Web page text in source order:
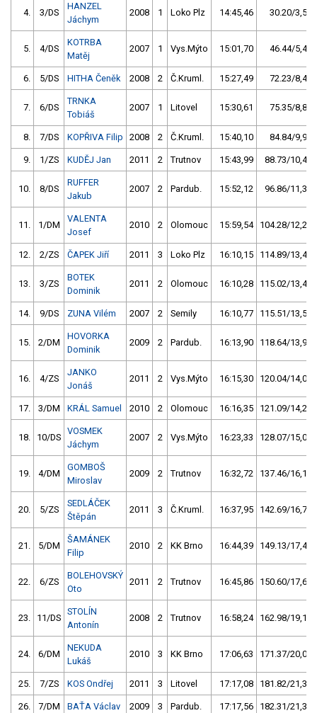
4. 3/DS
HANZEL
Jáchym
2008 1 Loko Plz 14:45,46 30.20/3,5
5. 4/DS
KOTRBA
Matěj
2007 1 Vys.Mýto 15:01,70 46.44/5,4
6. 5/DS HITHA Čeněk 2008 2 Č.Kruml. 15:27,49 72.23/8,4
7. 6/DS
TRNKA
Tobiáš
2007 1 Litovel 15:30,61 75.35/8,8
8. 7/DS KOPŘIVA Filip 2008 2 Č.Kruml. 15:40,10 84.84/9,9
9. 1/ZS KUDĚJ Jan 2011 2 Trutnov 15:43,99 88.73/10,4
10. 8/DS
RUFFER
Jakub
2007 2 Pardub. 15:52,12 96.86/11,3
11. 1/DM
VALENTA
Josef
2010 2 Olomouc 15:59,54 104.28/12,2
12. 2/ZS ČAPEK Jiří 2011 3 Loko Plz 16:10,15 114.89/13,4
13. 3/ZS
BOTEK
Dominik
2011 2 Olomouc 16:10,28 115.02/13,4
14. 9/DS ZUNA Vilém 2007 2 Semily 16:10,77 115.51/13,5
15. 2/DM
HOVORKA
Dominik
2009 2 Pardub. 16:13,90 118.64/13,9
16. 4/ZS
JANKO
Jonáš
2011 2 Vys.Mýto 16:15,30 120.04/14,0
17. 3/DM KRÁL Samuel 2010 2 Olomouc 16:16,35 121.09/14,2
18. 10/DS
VOSMEK
Jáchym
2007 2 Vys.Mýto 16:23,33 128.07/15,0
19. 4/DM
GOMBOŠ
Miroslav
2009 2 Trutnov 16:32,72 137.46/16,1
20. 5/ZS
SEDLÁČEK
Štěpán
2011 3 Č.Kruml. 16:37,95 142.69/16,7
21. 5/DM
ŠAMÁNEK
Filip
2010 2 KK Brno 16:44,39 149.13/17,4
22. 6/ZS
BOLEHOVSKÝ
Oto
2011 2 Trutnov 16:45,86 150.60/17,6
23. 11/DS
STOLÍN
Antonín
2008 2 Trutnov 16:58,24 162.98/19,1
24. 6/DM
NEKUDA
Lukáš
2010 3 KK Brno 17:06,63 171.37/20,0
25. 7/ZS KOS Ondřej 2011 3 Litovel 17:17,08 181.82/21,3
26. 7/DM BAŤA Václav 2009 3 Pardub. 17:17,56 182.31/21,3